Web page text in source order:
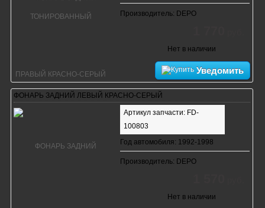
Производитель: DEPO
Нет в наличии
Уведомить
ФОНАРЬ ЗАДНИЙ ЛЕВЫЙ КРАСНО-СЕРЫЙ
Артикул запчасти: FD-
100803
Год автомобиля: 1992-1998
Производитель: DEPO
Нет в наличии